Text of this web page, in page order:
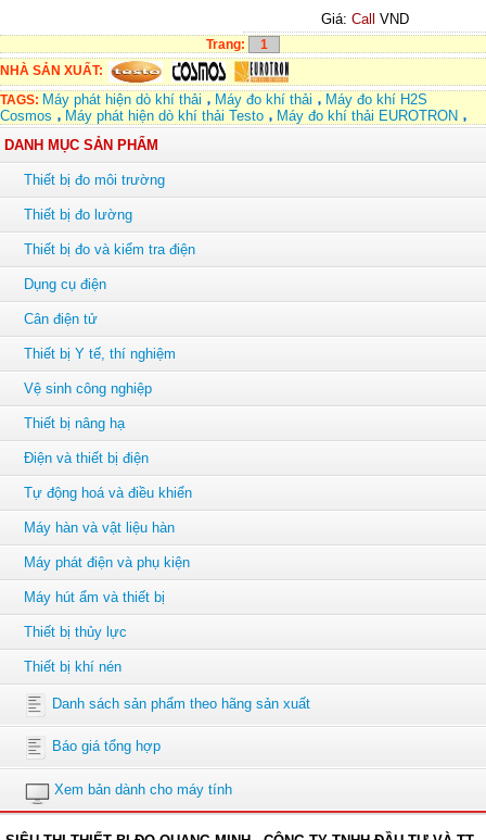
Giá: Call VND
Trang:
1
NHÀ SẢN XUẤT:
TAGS: Máy phát hiện dò khí thải Máy đo khí thải
Máy đo khí H2S
Cosmos
Máy phát hiện dò khí thải Testo
Máy đo khí thải EUROTRON
DANH MỤC SẢN PHẨM
Thiết bị đo môi trường
Thiết bị đo lường
Thiết bị đo và kiểm tra điện
Dụng cụ điện
Cân điện tử
Thiết bị Y tế, thí nghiệm
Vệ sinh công nghiệp
Thiết bị nâng hạ
Điện và thiết bị điện
Tự động hoá và điều khiển
Máy hàn và vật liệu hàn
Máy phát điện và phụ kiện
Máy hút ẩm và thiết bị
Thiết bị thủy lực
Thiết bị khí nén
Danh sách sản phẩm theo hãng sản xuất
Báo giá tổng hợp
Xem bản dành cho máy tính